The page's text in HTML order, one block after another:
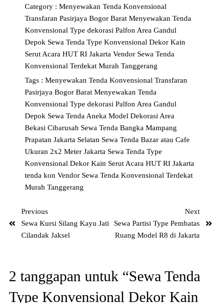
Category : Menyewakan Tenda Konvensional
Transfaran Pasirjaya Bogor BaratMenyewakan Tenda
Konvensional Type dekorasi Palfon Area Gandul
Depok Sewa Tenda Type Konvensional Dekor Kain
Serut Acara HUT RI JakartaVendor Sewa Tenda
Konvensional Terdekat Murah Tanggerang
Tags : Menyewakan Tenda Konvensional Transfaran
Pasirjaya Bogor BaratMenyewakan Tenda
Konvensional Type dekorasi Palfon Area Gandul
Depok Sewa Tenda Aneka Model Dekorasi Area
Bekasi Cibarusah Sewa Tenda Bangka Mampang
Prapatan Jakarta Selatan Sewa Tenda Bazar atau Cafe
Ukuran 2x2 Meter Jakarta Sewa Tenda Type
Konvensional Dekor Kain Serut Acara HUT RI Jakarta
tenda konVendor Sewa Tenda Konvensional Terdekat
Murah Tanggerang
Previous
Sewa Kursi Silang Kayu Jati
Cilandak Jaksel
Next
Sewa Partisi Type Pembatas
Ruang Model R8 di Jakarta
2 tanggapan untuk “Sewa Tenda
Type Konvensional Dekor Kain